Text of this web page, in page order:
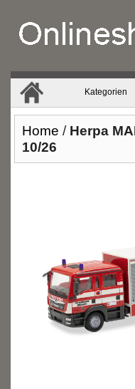
Kategorien
Home / Herpa
10/26